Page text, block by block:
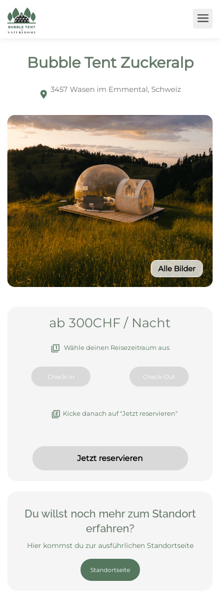
Bubble Tent Zuckeralp
3457 Wasen im Emmental, Schweiz
Alle Bilder
ab 300CHF / Nacht
Wähle deinen Reisezeitraum aus
Kicke danach auf "Jetzt reservieren"
Jetzt reservieren
Du willst noch mehr zum Standort
erfahren?
Hier kommst du zur ausführlichen Standortseite
Standortseite